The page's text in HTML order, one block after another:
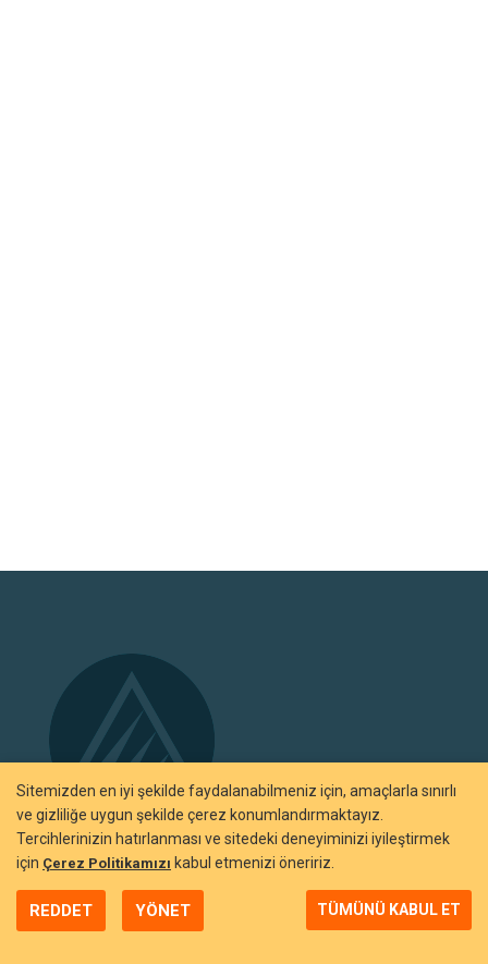
BIZI TANIYIN
Neden Ata Yatırım?
Şirket Hakkında
Sitemizden en iyi şekilde faydalanabilmeniz için, amaçlarla sınırlı
ve gizliliğe uygun şekilde çerez konumlandırmaktayız.
Tercihlerinizin hatırlanması ve sitedeki deneyiminizi iyileştirmek
için Çerez Politikamızı kabul etmenizi öneririz.
REDDET YÖNET TÜMÜNÜ KABUL ET